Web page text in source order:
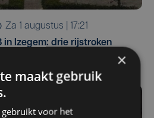
za 1 augustus | 17:21
in Izegem: drie rijstroken
×
maakt gebruik
voor het